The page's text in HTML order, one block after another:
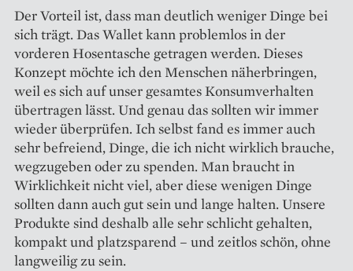
Der Vorteil ist, dass man deutlich weniger Dinge bei
sich trägt. Das Wallet kann problemlos in der
vorderen Hosentasche getragen werden. Dieses
Konzept möchte ich den Menschen näherbringen,
weil es sich auf unser gesamtes Konsum­verhalten
übertragen lässt. Und genau das sollten wir immer
wieder überprüfen. Ich selbst fand es immer auch
sehr befreiend, Dinge, die ich nicht wirklich brauche,
wegzugeben oder zu spenden. Man braucht in
Wirklichkeit nicht viel, aber diese wenigen Dinge
sollten dann auch gut sein und lange halten. Unsere
Produkte sind deshalb alle sehr schlicht gehalten,
kompakt und platzsparend – und zeitlos schön, ohne
langweilig zu sein.